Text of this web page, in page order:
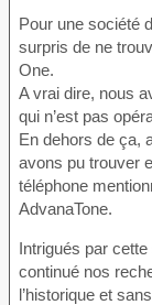
Pour une société
surpris de ne
One.
A vrai dire, nous
qui n’est pas
En dehors de ça,
avons pu trouver
téléphone
AdvanaTone.
Intrigués par
continué nos
l’historique et